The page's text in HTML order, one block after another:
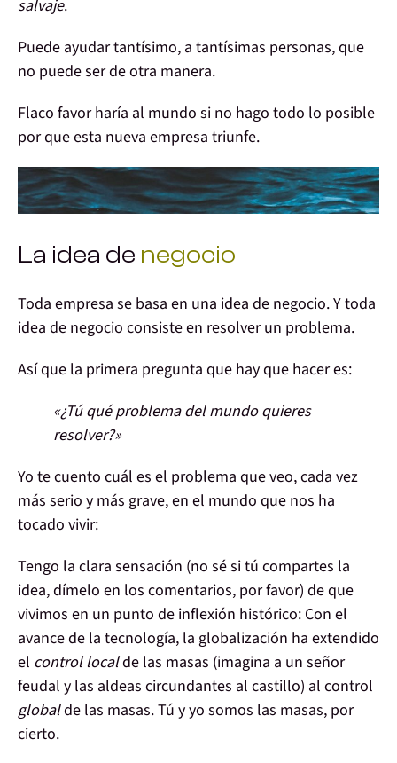
salvaje.
Puede ayudartantísimo, a tantísimas personas, que
no puede ser de otra manera.
Flaco favor haría al mundo si no hago todo lo posible
por que esta nueva empresa triunfe.
La idea de negocio
Toda empresa se basa en una idea de negocio. Y toda
idea de negocio consiste en resolver un problema.
Así que la primera pregunta que hay que hacer es:
«¿Tú qué problema del mundo quieres
resolver?»
Yo te cuento cuál es el problema que veo, cada vez
más serio y más grave, en el mundo que nos ha
tocado vivir:
Tengo la clara sensación (no sé si tú compartes la
idea, dímelo en los comentarios, por favor) de que
vivimos en un punto de inflexión histórico: Con el
avance de la tecnología, la globalización ha extendido
el control localde las masas (imagina a un señor
feudal y las aldeas circundantes al castillo) al control
globalde las masas. Tú y yo somos las masas, por
cierto.